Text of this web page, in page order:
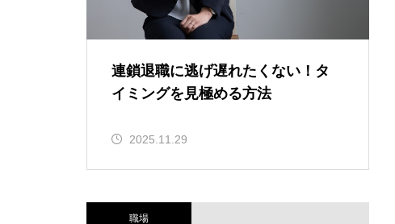
連鎖退職に逃げ遅れたくない！タ
イミングを見極める方法
2025.11.29
職場